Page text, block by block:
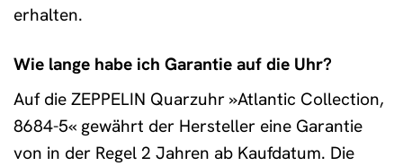
erhalten.
Wie lange habe ich Garantie auf die Uhr?
Auf die ZEPPELIN Quarzuhr »Atlantic Collection,
8684-5« gewährt der Hersteller eine Garantie
von in der Regel 2 Jahren ab Kaufdatum. Die